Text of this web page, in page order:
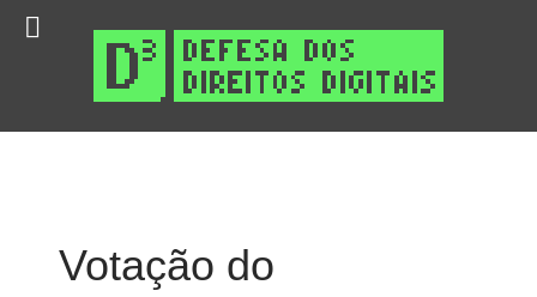
Votação do